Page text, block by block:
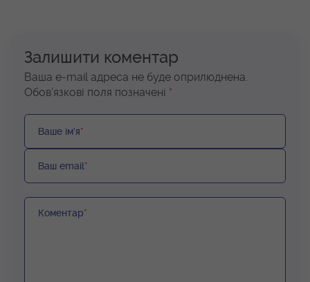
Залишити коментар
Ваша e-mail адреса не буде оприлюднена.
Обов’язкові поля позначені *
Ваше ім’я*
Ваш email*
Коментар*